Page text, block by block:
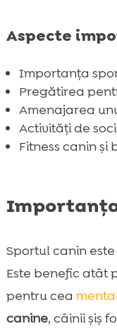
 Beneficiile
 Cursuri și
Construirea
activități

Sfaturi
 FAQ
Aspecte
Importanța
Pregătirea
Amenajarea
Activități de
Fitness canin și
Sportul canin
Este benefic atât
pentru cea
canine, câinii șiș